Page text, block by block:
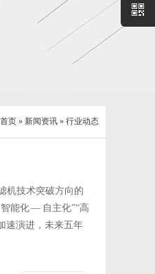
首页 » 新闻资讯 » 行业动态
机技术突破方向的
能化 — 自主化”“高
速演进，未来五年